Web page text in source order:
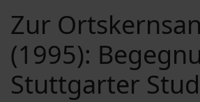
Zur
(1995):
Stuttgarter